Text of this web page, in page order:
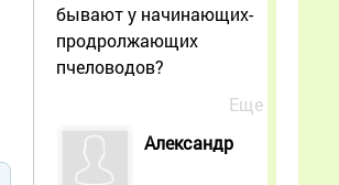
бывают у начинающих-
продролжающих
пчеловодов?
Еще
Александр